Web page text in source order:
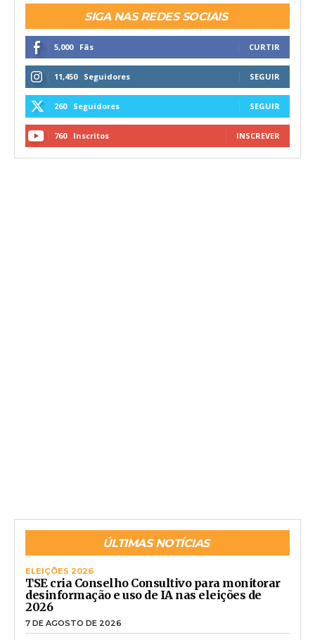
SIGA NAS REDES SOCIAIS
5,000 Fãs CURTIR
11,450 Seguidores SEGUIR
260 Seguidores SEGUIR
760 Inscritos INSCREVER
ÚLTIMAS NOTÍCIAS
ELEIÇÕES 2026
TSE cria Conselho Consultivo para monitorar
desinformação e uso de IA nas eleições de
2026
7 DE AGOSTO DE 2026